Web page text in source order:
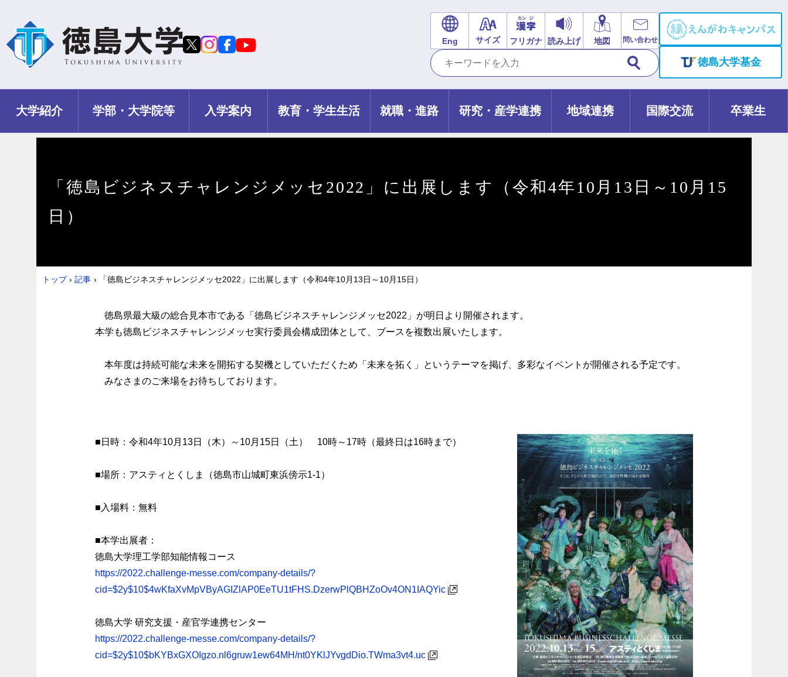
Eng サイズ フリガナ 読み上げ 地図 問い合わせ
徳島大学基金
大学紹介 学部・大学院等 入学案内 教育・学生生活 就職・進路 研究・産学連携 地域連携 国際交流 卒業生
「徳島ビジネスチャレンジメッセ2022」に出展します（令和4年10月13日～10月15
日）
トップ › 記事 › 「徳島ビジネスチャレンジメッセ2022」に出展します（令和4年10月13日～10月15日）
徳島県最大級の総合見本市である「徳島ビジネスチャレンジメッセ2022」が明日より開催されます。
本学も徳島ビジネスチャレンジメッセ実行委員会構成団体として、ブースを複数出展いたします。
本年度は持続可能な未来を開拓する契機としていただくため「未来を拓く」というテーマを掲げ、多彩なイベントが開催される予定です。
みなさまのご来場をお待ちしております。
■日時：令和4年10月13日（木）～10月15日（土） 10時～17時（最終日は16時まで）
■場所：アスティとくしま（徳島市山城町東浜傍示1-1）
■入場料：無料
■本学出展者：
徳島大学理工学部知能情報コース
https://2022.challenge-messe.com/company-details/?
cid=$2y$10$4wKfaXvMpVByAGIZlAP0EeTU1tFHS.DzerwPlQBHZoOv4ON1IAQYic
徳島大学 研究支援・産官学連携センター
https://2022.challenge-messe.com/company-details/?
cid=$2y$10$bKYBxGXOIgzo.nl6gruw1ew64MH/nt0YKlJYvgdDio.TWma3vt4.uc